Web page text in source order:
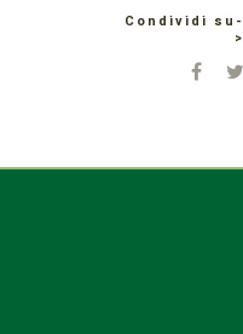
Condividi su-
>